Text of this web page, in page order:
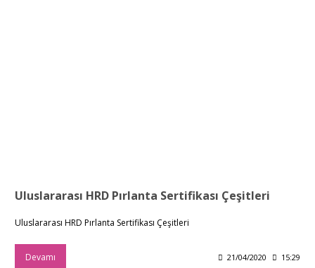
Uluslararası HRD Pırlanta Sertifikası Çeşitleri
Uluslararası HRD Pırlanta Sertifikası Çeşitleri
Devamı 21/04/2020 15:29